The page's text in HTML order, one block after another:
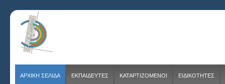
ΑΡΧΙΚΗ ΣΕΛΙΔΑ ΕΚΠΑΙΔΕΥΤΕΣ ΚΑΤΑΡΤΙΖΟΜΕΝΟΙ ΕΙΔΙΚΟΤΗΤΕΣ